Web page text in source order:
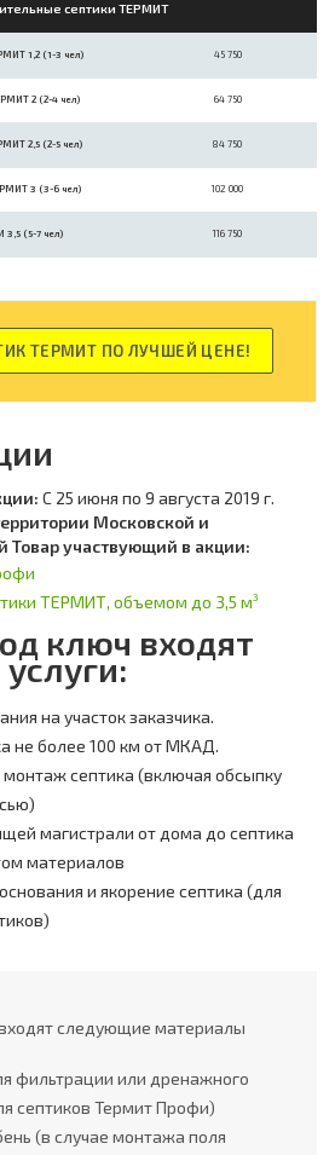
септики ТЕРМИТ
1,2 (1-3 чел) 45 750
2 (2-4 чел) 64 750
2,5 (2-5 чел) 84 750
3 (3-6 чел) 102 000
(5-7 чел) 116 750
ТЕРМИТ ПО ЛУЧШЕЙ ЦЕНЕ!
С 25 июня по 9 августа 2019 г.
Московской и
Товар участвующий в акции:
ТЕРМИТ, объемом до 3,5 м3
ключ входят
на участок заказчика.
не более 100 км от МКАД.
септика (включая обсыпку
магистрали от дома до септика
материалов
и якорение септика (для
следующие материалы
фильтрации или дренажного
септиков Термит Профи)
(в случае монтажа поля